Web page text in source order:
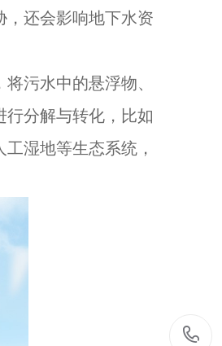
，还会影响地下水资
污水中的悬浮物、
分解与转化，比如
湿地等生态系统，